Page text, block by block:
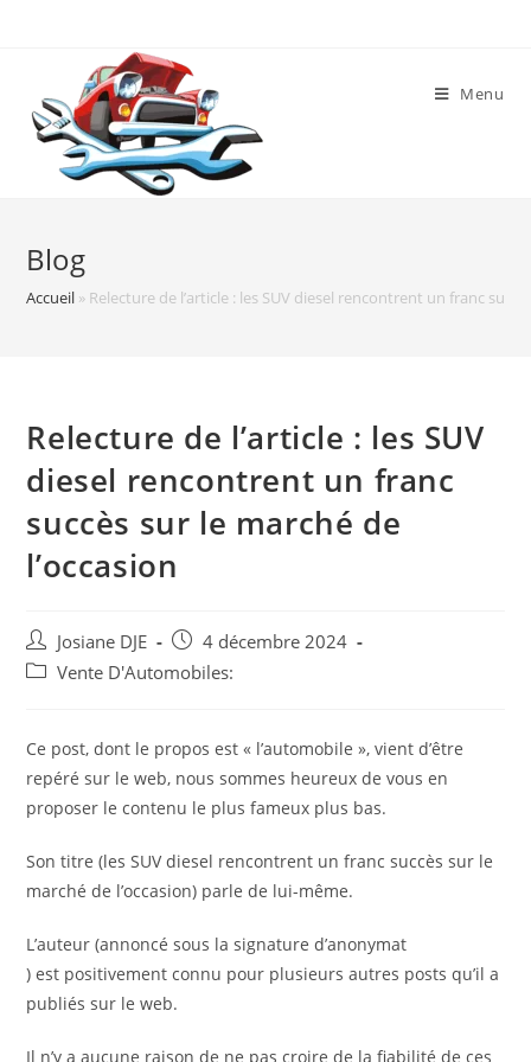
Menu
Blog
Accueil » Relecture de l’article : les SUV diesel rencontrent un franc
Relecture de l’article : les SUV
diesel rencontrent un franc
succès sur le marché de
l’occasion
Auteur/autrice
de
Josiane DJE
Post
published:
4 décembre 2024
PostVente D'Automobiles:
Ce post, dont le propos est « l’automobile », vient d’être
repéré sur le web, nous sommes heureux de vous en
proposer le contenu le plus fameux plus bas.
Son titre (les SUV diesel rencontrent un franc succès sur le
marché de l’occasion) parle de lui-même.
L’auteur (annoncé sous la signature d’anonymat
) est positivement connu pour plusieurs autres posts qu’il a
publiés sur le web.
Il n’y a aucune raison de ne pas croire de la fiabilité de ces